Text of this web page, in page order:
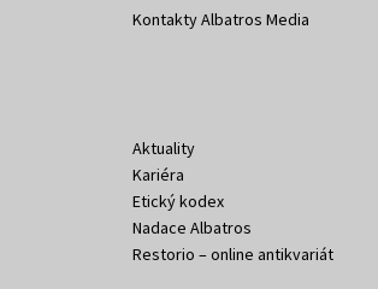
Kontakty Albatros Media
Aktuality
Kariéra
Etický kodex
Nadace Albatros
Restorio – online antikvariát